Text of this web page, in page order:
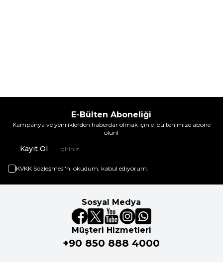
E-Bülten Aboneliği
Kampanya ve yeniliklerden haberdar olmak için e-bültenimize abone
olun!
Kayıt Ol
KVKK Sözleşmesi'ni okudum, kabul ediyorum.
Sosyal Medya
Müşteri Hizmetleri
+90 850 888 4000